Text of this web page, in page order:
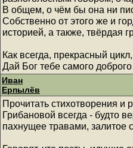
В общем, о чём бы она ни
Собственно от этого же и
историей, а также, твёрдая
Как всегда, прекрасный
Дай Бог тебе самого
Иван
Ерпылёв
Прочитать стихотворения
Грибановой всегда - будто
пахнущее травами, залитое